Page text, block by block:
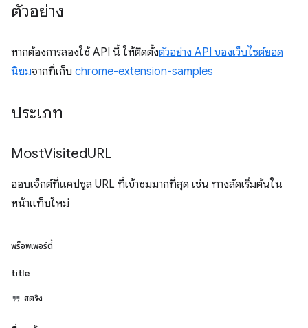
ตัวอย่าง
หากต้องการลองใช้ API นี้ ให้ติดตั้งตัวอย่าง API ของเว็บไซต์ยอด
นิยมจากที่เก็บ chrome-extension-samples
ประเภท
MostVisitedURL
ออบเจ็กต์ที่แคปซูล URL ที่เข้าชมมากที่สุด เช่น ทางลัดเริ่มต้นใน
หน้าแท็บใหม่
พร็อพเพอร์ตี้
title
สตริง